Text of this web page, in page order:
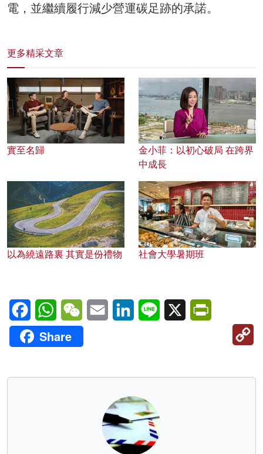
電，並繼續履行減少營運碳足跡的承諾。
更多精采文章
實至名歸
金小菲：以初心破局 在跨界
中成長
以為繞遠路裏 其實是份禮物 社會大學暑期班
FacebookWhatsAppWeChatEmail LinkedInLine X
Share